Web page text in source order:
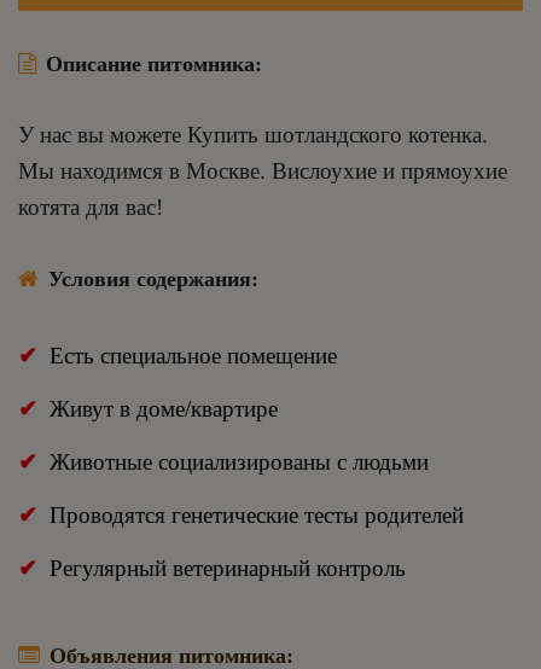
Описание питомника:
У нас вы можете Купить шотландского котенка.
Мы находимся в Москве. Вислоухие и прямоухие
котята для вас!
Условия содержания:
Есть специальное помещение
Живут в доме/квартире
Животные социализированы с людьми
Проводятся генетические тесты родителей
Регулярный ветеринарный контроль
Объявления питомника: